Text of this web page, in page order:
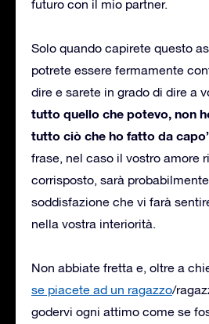
futuro con il mio partner.
Solo quando capirete questo
potrete essere fermamente
dire e sarete in grado di dire a
tutto quello che potevo, non
tutto ciò che ho fatto da
frase, nel caso il vostro amore
corrisposto, sarà
soddisfazione che vi farà
nella vostra interiorità.
Non abbiate fretta e, oltre a
se piacete ad un ragazzo/
godervi ogni attimo come se